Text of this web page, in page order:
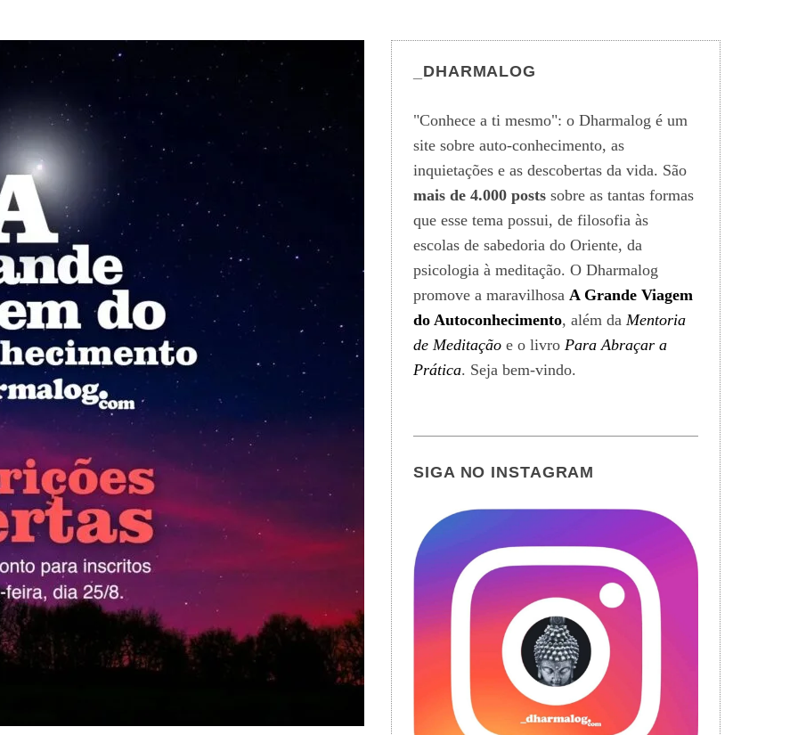
_DHARMALOG
"Conhece a ti mesmo": o Dharmalog é um
site sobre auto-conhecimento, as
inquietações e as descobertas da vida. São
mais de 4.000 posts sobre as tantas formas
que esse tema possui, de filosofia às
escolas de sabedoria do Oriente, da
psicologia à meditação. O Dharmalog
promove a maravilhosa A Grande Viagem
do Autoconhecimento, além da Mentoria
de Meditação e o livro Para Abraçar a
Prática. Seja bem-vindo.
SIGA NO INSTAGRAM